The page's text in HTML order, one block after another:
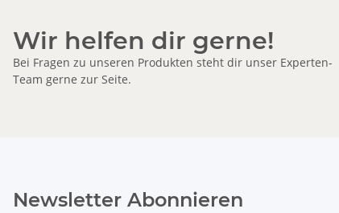
Wir helfen dir gerne!
Bei Fragen zu unseren Produkten steht dir unser Experten-
Team gerne zur Seite.
Newsletter Abonnieren